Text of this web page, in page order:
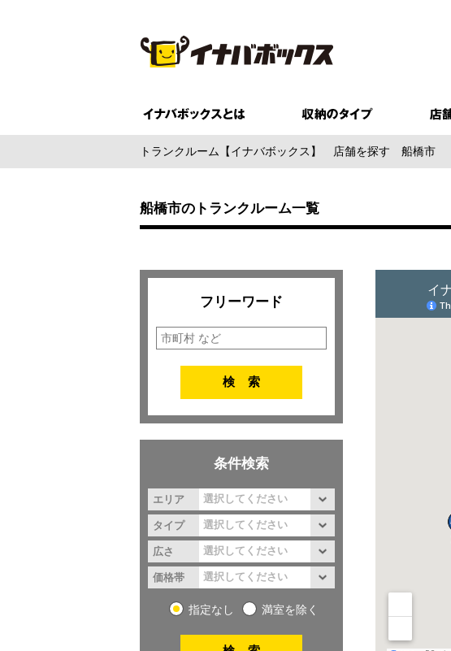
トランクルーム【イナバボックス】 店舗を探す 船橋市
船橋市のトランクルーム一覧
フリーワード
条件検索
エリア
タイプ
広さ
価格帯
指定なし 満室を除く